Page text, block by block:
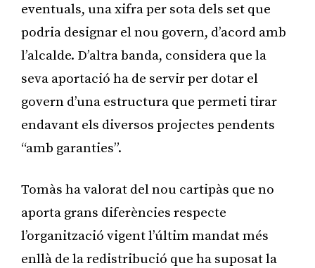
eventuals, una xifra per sota dels set que
podria designar el nou govern, d’acord amb
l’alcalde. D’altra banda, considera que la
seva aportació ha de servir per dotar el
govern d’una estructura que permeti tirar
endavant els diversos projectes pendents
“amb garanties”.
Tomàs ha valorat del nou cartipàs que no
aporta grans diferències respecte
l’organització vigent l’últim mandat més
enllà de la redistribució que ha suposat la